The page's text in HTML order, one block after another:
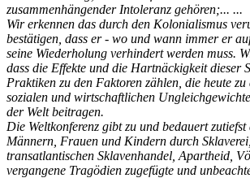
zusammenhängender Intoleranz gehören;... ...
Wir erkennen das durch den Kolonialismus
bestätigen, dass er - wo und wann immer er
seine Wiederholung verhindert werden muss.
dass die Effekte und die Hartnäckigkeit dieser
Praktiken zu den Faktoren zählen, die heute
sozialen und wirtschaftlichen
der Welt beitragen.
Die Weltkonferenz gibt zu und bedauert
Männern, Frauen und Kindern durch
transatlantischen Sklavenhandel, Apartheid,
vergangene Tragödien zugefügte und